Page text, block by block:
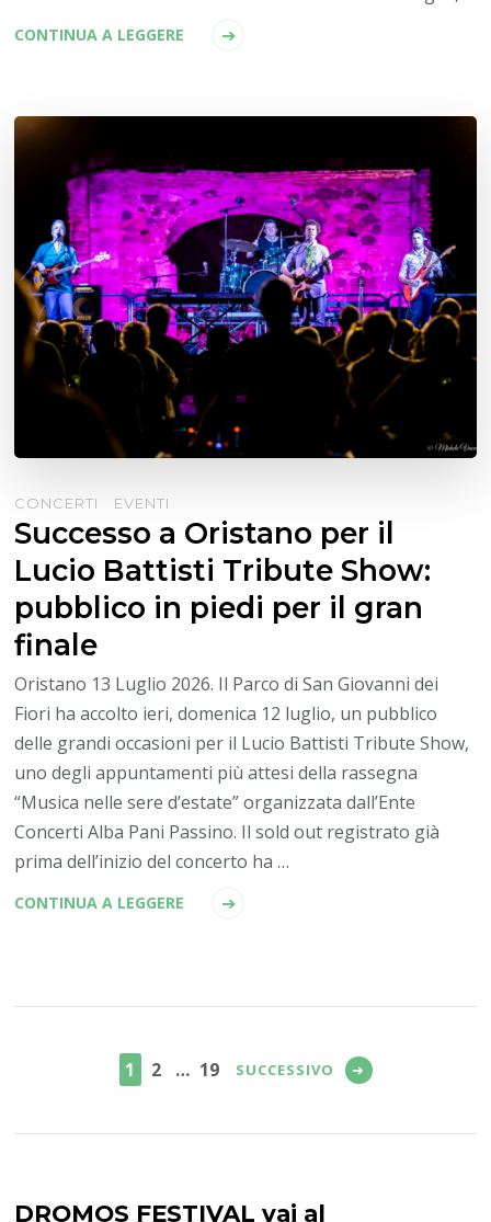
CONTINUA A LEGGERE
CONCERTI EVENTI
Successo a Oristano per il
Lucio Battisti Tribute Show:
pubblico in piedi per il gran
finale
Oristano 13 Luglio 2026. Il Parco di San Giovanni dei
Fiori ha accolto ieri, domenica 12 luglio, un pubblico
delle grandi occasioni per il Lucio Battisti Tribute Show,
uno degli appuntamenti più attesi della rassegna
“Musica nelle sere d’estate” organizzata dall’Ente
Concerti Alba Pani Passino. Il sold out registrato già
prima dell’inizio del concerto ha …
CONTINUA A LEGGERE
PAGINA
1 PAGINA
2 … PAGINA
19 SUCCESSIVO
DROMOS FESTIVAL vai al